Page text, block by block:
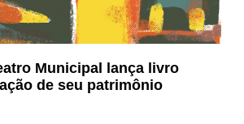
Municipal lança livro
de seu patrimônio